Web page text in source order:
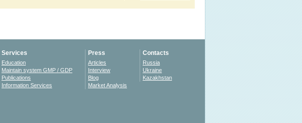
Services
Education
Maintain system GMP / GDP
Publications
Information Services
Press
Articles
Interview
Blog
Market Analysis
Contacts
Russia
Ukraine
Kazakhstan